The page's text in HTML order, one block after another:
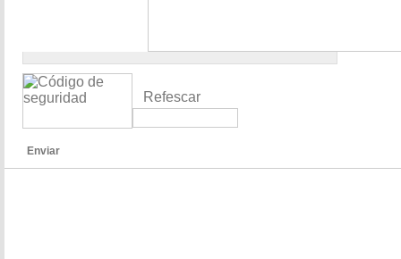
Refescar
Enviar